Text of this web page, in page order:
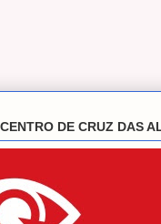
DE CRUZ DAS